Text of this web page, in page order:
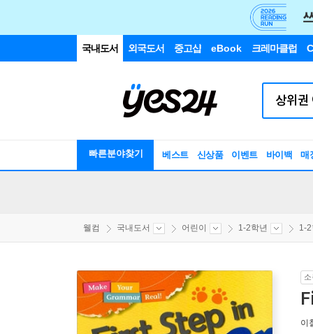
국내도서 외국도서 중고샵 eBook 크레마클럽
빠른분야찾기 베스트 신상품 이벤트 바이백 매
웰컴 국내도서 어린이 1-2학년 1-
이